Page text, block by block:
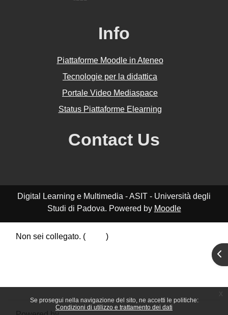
Se prosegui nella navigazione del sito, ne accetti le politiche:
Condizioni di utilizzo e trattamento dei dati
Info
Piattaforme Moodle in Ateneo
Tecnologie per la didattica
Portale Video Mediaspace
Status Piattaforme Elearning
Contact Us
Digital Learning e Multimedia - ASIT - Università degli
Studi di Padova. Powered by Moodle
Non sei collegato. (
)
Passa al tema standard